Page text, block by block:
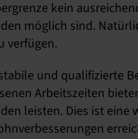
kein
möglich sind.
verfügen.
und qualifizierte
Arbeitszeiten
leisten. Dies ist eine